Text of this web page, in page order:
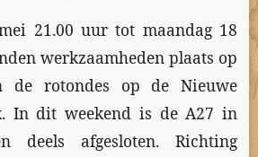
21.00 uur tot maandag 18
werkzaamheden plaats op
de rotondes op de Nieuwe
In dit weekend is de A27 in
deels afgesloten. Richting